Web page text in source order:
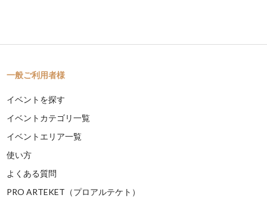
一般ご利用者様
イベントを探す
イベントカテゴリ一覧
イベントエリア一覧
使い方
よくある質問
PRO ARTEKET（プロアルテケト）